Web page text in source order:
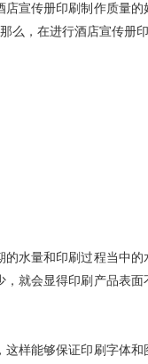
宣传册印刷制作质量的
么，在进行酒店宣传册
水量和印刷过程当中
就会显得印刷产品表
样能够保证印刷字体